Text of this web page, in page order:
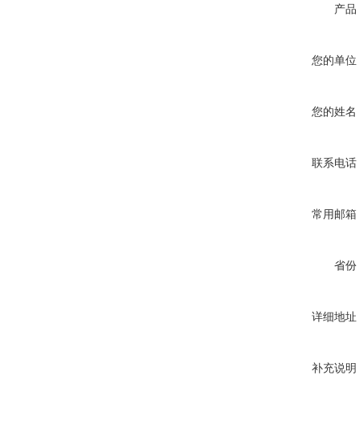
产品
您的单位
您的姓名
联系电话
常用邮箱
省份
详细地址
补充说明